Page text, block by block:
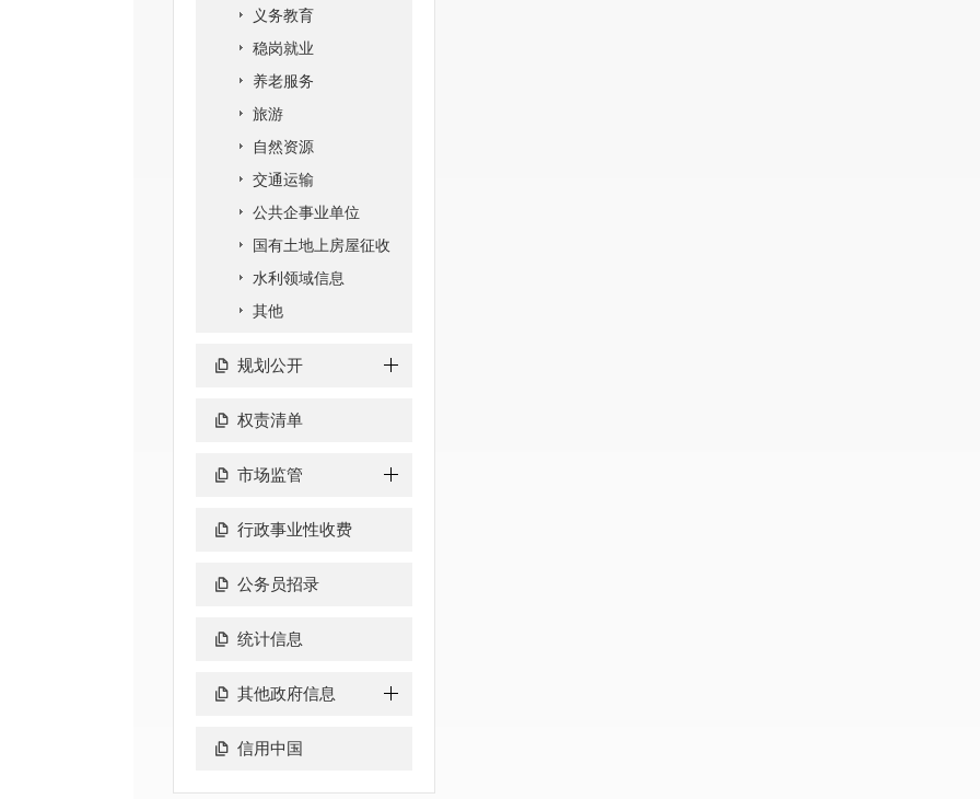
义务教育
稳岗就业
养老服务
旅游
自然资源
交通运输
公共企事业单位
国有土地上房屋征收
水利领域信息
其他
规划公开
权责清单
市场监管
行政事业性收费
公务员招录
统计信息
其他政府信息
信用中国